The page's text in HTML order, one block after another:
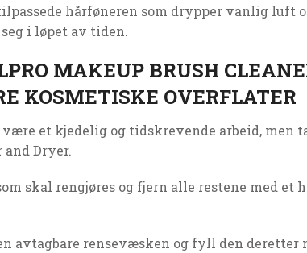
hårføneren som drypper vanlig luft
i løpet av tiden.
MAKEUP BRUSH
KOSMETISKE OVERFLATER
et kjedelig og tidskrevende arbeid, men
Dryer.
skal rengjøres og fjern alle restene med et
avtagbare rensevæsken og fyll den deretter